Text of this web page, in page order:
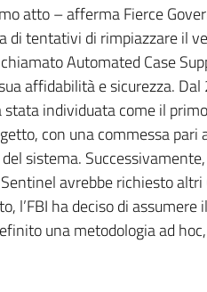
atto – afferma Fierce
di tentativi di rimpiazzare il
Automated Case
affidabilità e sicurezza.
individuata come il
con una commessa
sistema.
avrebbe richiesto
l’FBI ha deciso di
una metodologia ad